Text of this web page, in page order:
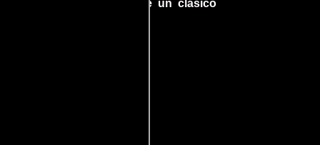
detrás del rodaje de un clásico